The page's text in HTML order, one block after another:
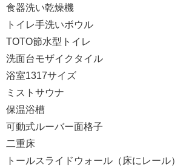
食器洗い乾燥機
トイレ手洗いボウル
TOTO節水型トイレ
洗面台モザイクタイル
浴室1317サイズ
ミストサウナ
保温浴槽
可動式ルーバー面格子
二重床
トールスライドウォール（床にレール）